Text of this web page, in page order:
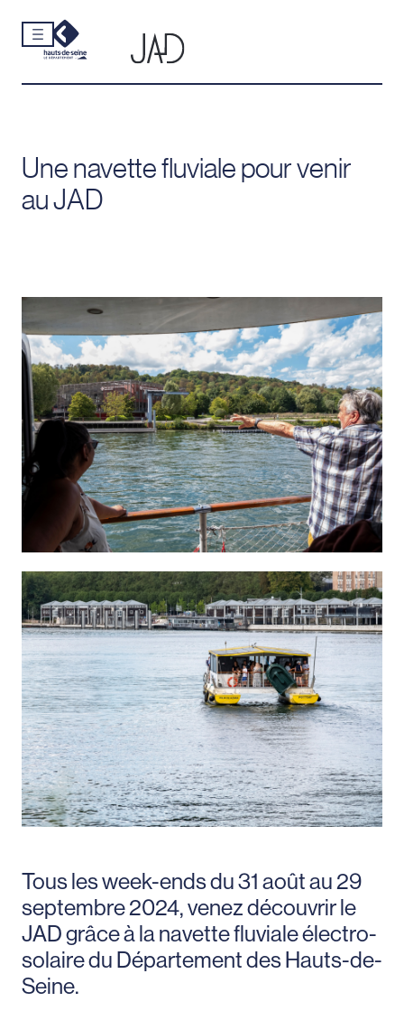
Aller
contenu
Une navette fluviale pour venir
au JAD
Tous les week-ends du 31 août au 29
septembre 2024, venez découvrir le
JAD grâce à la navette fluviale électro-
solaire du Département des Hauts-de-
Seine.